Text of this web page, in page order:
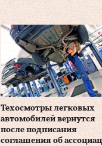
Техосмотры легковых
автомобилей вернутся
после подписания
соглашения об